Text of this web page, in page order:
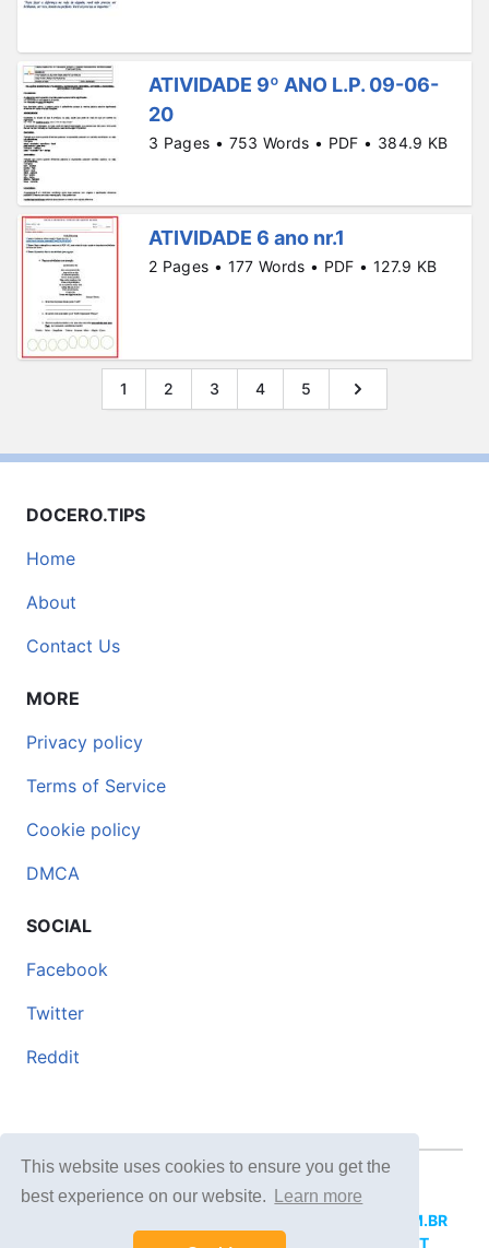
This website uses cookies to ensure you get the
best experience on our website.
Learn more
ATIVIDADE 9º ANO L.P. 09-06-
20
3 Pages • 753 Words • PDF • 384.9 KB
ATIVIDADE 6 ano nr.1
2 Pages • 177 Words • PDF • 127.9 KB
1 2 3 4 5
DOCERO.TIPS
Home
About
Contact Us
MORE
Privacy policy
Terms of Service
Cookie policy
DMCA
SOCIAL
Facebook
Twitter
Reddit
© 2026 DOCERO.TIPS
DOCERI.COM.BR
DOCERO.PL DOCERO.NET